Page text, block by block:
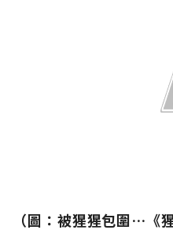
（圖： 被猩猩包圍…《猩